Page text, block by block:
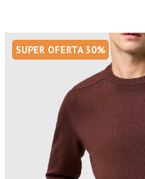
SUPER OFERTA 30%